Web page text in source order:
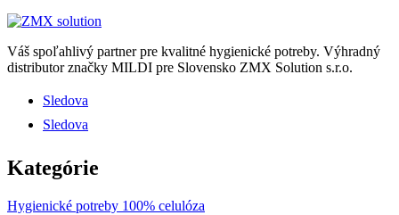
Váš spoľahlivý partner pre kvalitné hygienické potreby. Výhradný
distributor značky MILDI pre Slovensko ZMX Solution s.r.o.
Sledova
Sledova
Kategórie
Hygienické potreby 100% celulóza